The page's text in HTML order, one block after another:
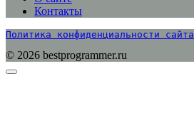
Контакты
Политика конфиденциальности сайта
© 2026 bestprogrammer.ru